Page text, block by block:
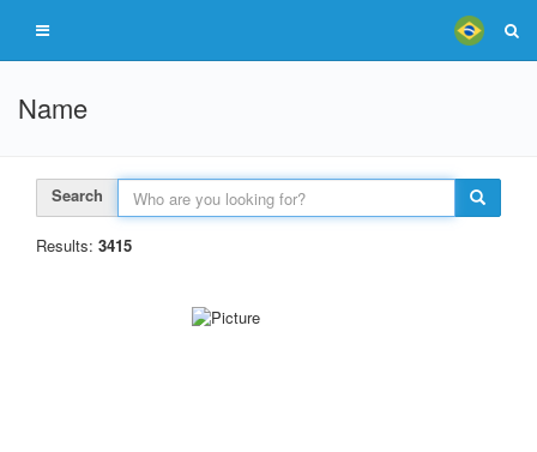
Name
Search
Results: 3415